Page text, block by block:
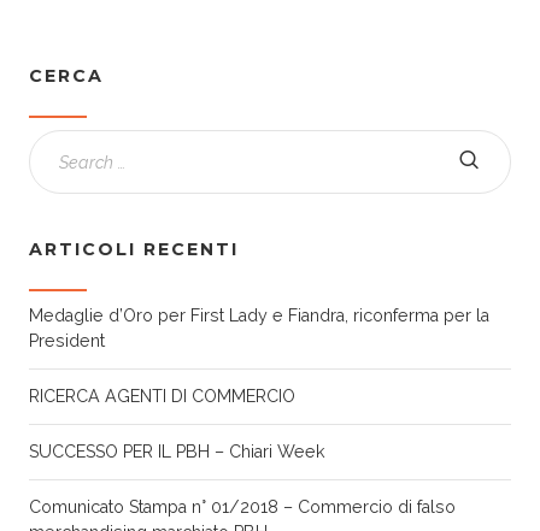
CERCA
ARTICOLI RECENTI
Medaglie d’Oro per First Lady e Fiandra, riconferma per la
President
RICERCA AGENTI DI COMMERCIO
SUCCESSO PER IL PBH – Chiari Week
Comunicato Stampa n° 01/2018 – Commercio di falso